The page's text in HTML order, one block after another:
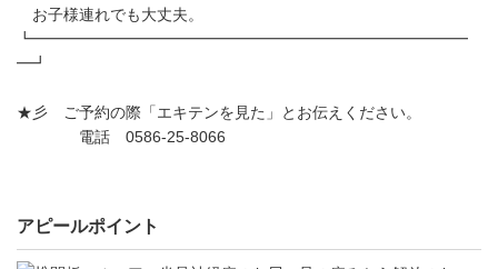
お子様連れでも大丈夫。
┗━━━━━━━━━━━━━━━━━━━━━━━━━━━━
━┛
★彡 ご予約の際「エキテンを見た」とお伝えください。
電話 0586-25-8066
アピールポイント